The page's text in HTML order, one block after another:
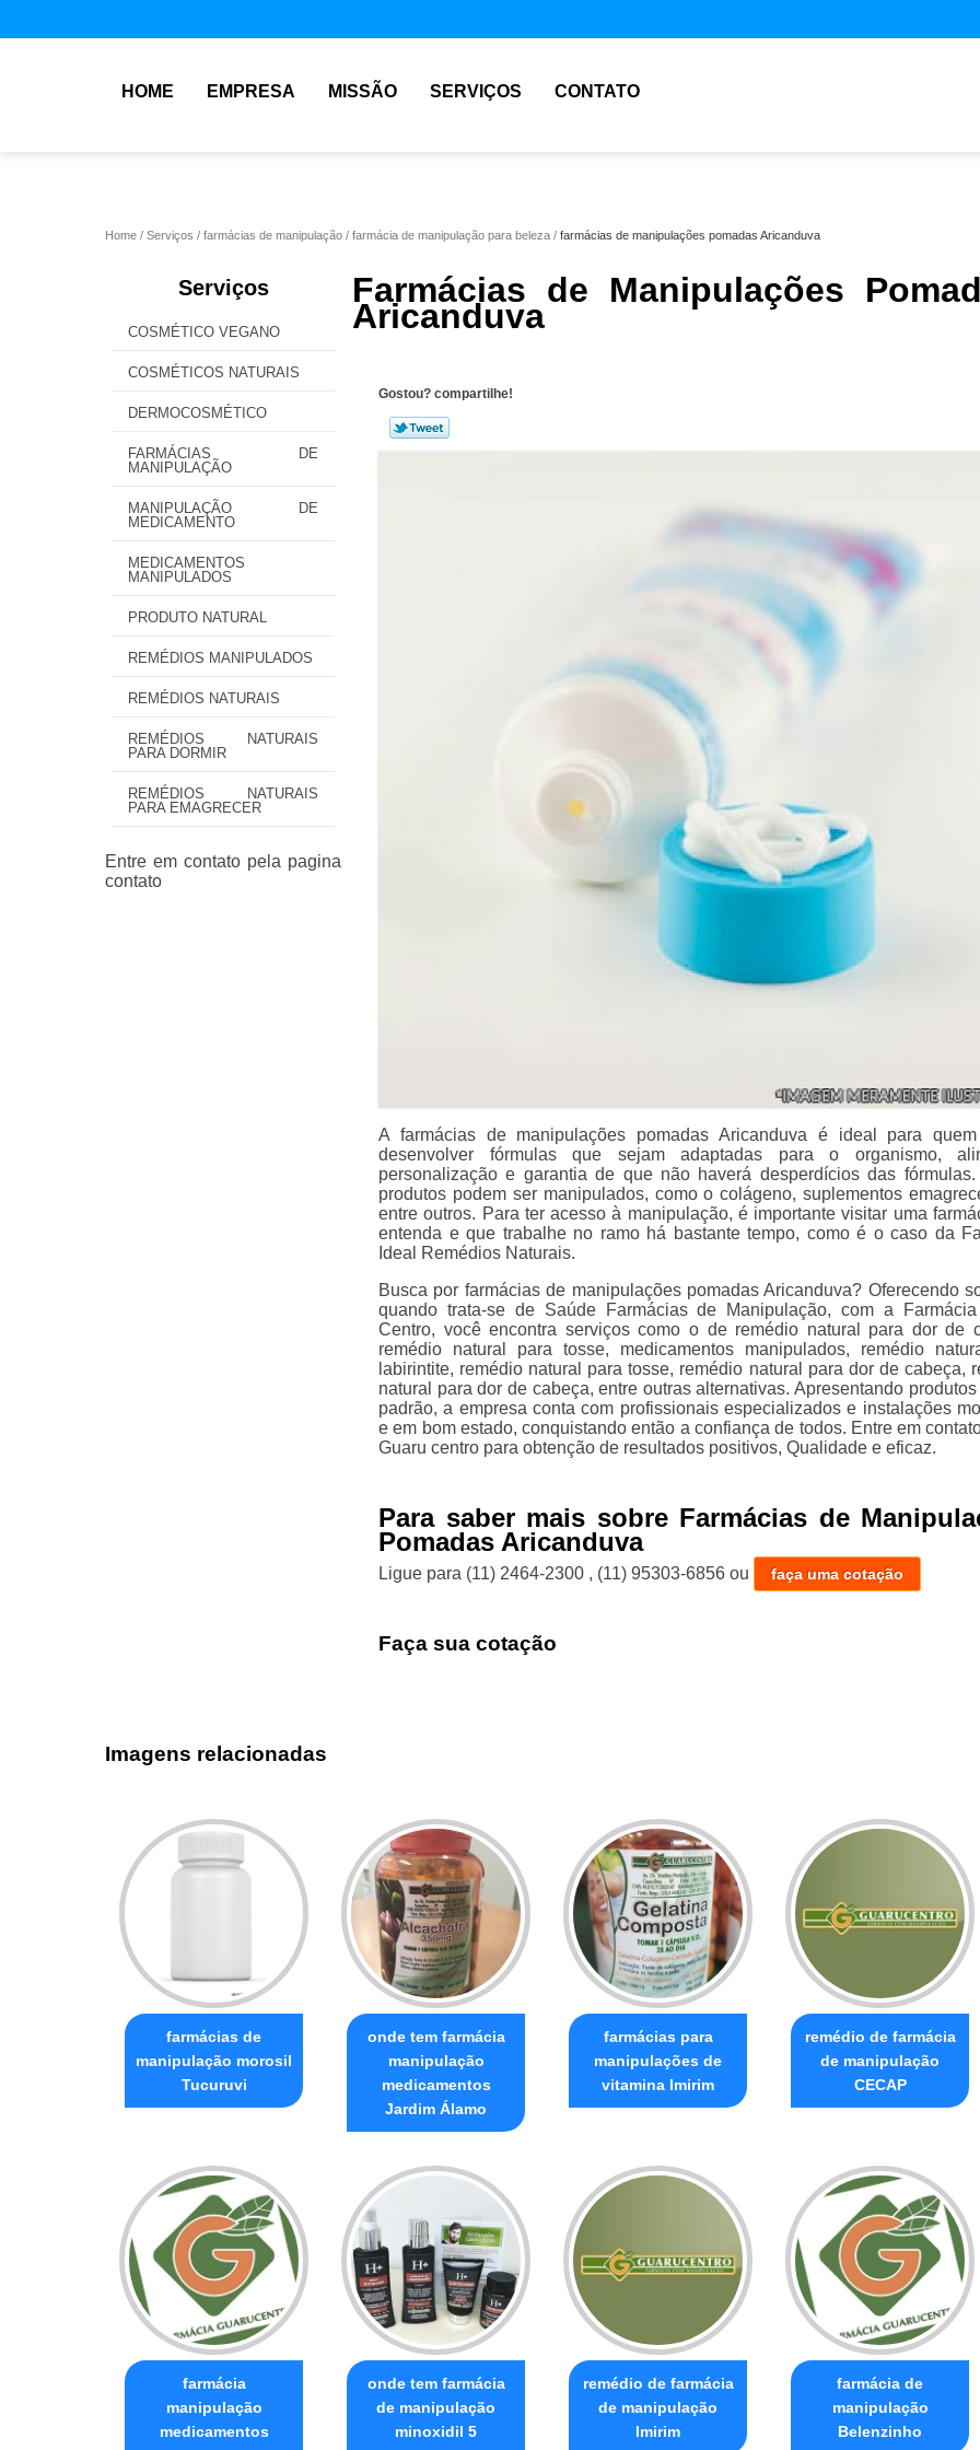
HOME EMPRESA MISSÃO SERVIÇOS CONTATO
Home Serviços farmácias de manipulação farmácia de manipulação para beleza farmácias de manipulações pomadas Aricanduva
Serviços
COSMÉTICO VEGANO
COSMÉTICOS NATURAIS
DERMOCOSMÉTICO
FARMÁCIAS DE
MANIPULAÇÃO
MANIPULAÇÃO DE
MEDICAMENTO
MEDICAMENTOS
MANIPULADOS
PRODUTO NATURAL
REMÉDIOS MANIPULADOS
REMÉDIOS NATURAIS
REMÉDIOS NATURAIS
PARA DORMIR
REMÉDIOS NATURAIS
PARA EMAGRECER
Farmácias de Manipulações
Aricanduva
Gostou? compartilhe!
A farmácias de manipulações pomadas Aricanduva é ideal para
desenvolver fórmulas que sejam adaptadas para o organismo,
personalização e garantia de que não haverá desperdícios das fórmulas.
produtos podem ser manipulados, como o colágeno, suplementos
entre outros. Para ter acesso à manipulação, é importante visitar uma
entenda e que trabalhe no ramo há bastante tempo, como é o caso da
Ideal Remédios Naturais.
Busca por farmácias de manipulações pomadas Aricanduva? Oferecendo
quando trata-se de Saúde Farmácias de Manipulação, com a
Centro, você encontra serviços como o de remédio natural para dor de
remédio natural para tosse, medicamentos manipulados, remédio
labirintite, remédio natural para tosse, remédio natural para dor de cabeça,
natural para dor de cabeça, entre outras alternativas. Apresentando
padrão, a empresa conta com profissionais especializados e instalações
e em bom estado, conquistando então a confiança de todos. Entre em
Guaru centro para obtenção de resultados positivos, Qualidade e eficaz.
Para saber mais sobre Farmácias de
Pomadas Aricanduva
Ligue para (11) 2464-2300 , (11) 95303-6856 ou faça uma cotação
Faça sua cotação
Imagens relacionadas
farmácias de
manipulação morosil
Tucuruvi
onde tem farmácia
manipulação
medicamentos
Jardim Álamo
farmácias para
manipulações de
vitamina Imirim
remédio de farmácia
de manipulação
CECAP
farmácia
manipulação
medicamentos
onde tem farmácia
de manipulação
minoxidil 5
remédio de farmácia
de manipulação
Imirim
farmácia de
manipulação
Belenzinho